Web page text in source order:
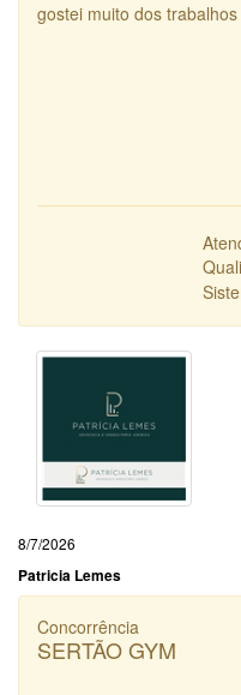
gostei muito dos
8/7/2026
Patricia Lemes
Concorrência
SERTÃO GYM